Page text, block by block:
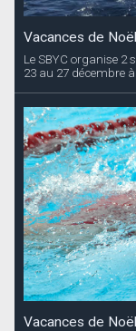
Vacances de
Le SBYC organise 2
23 au 27 décembre à...
Vacances de